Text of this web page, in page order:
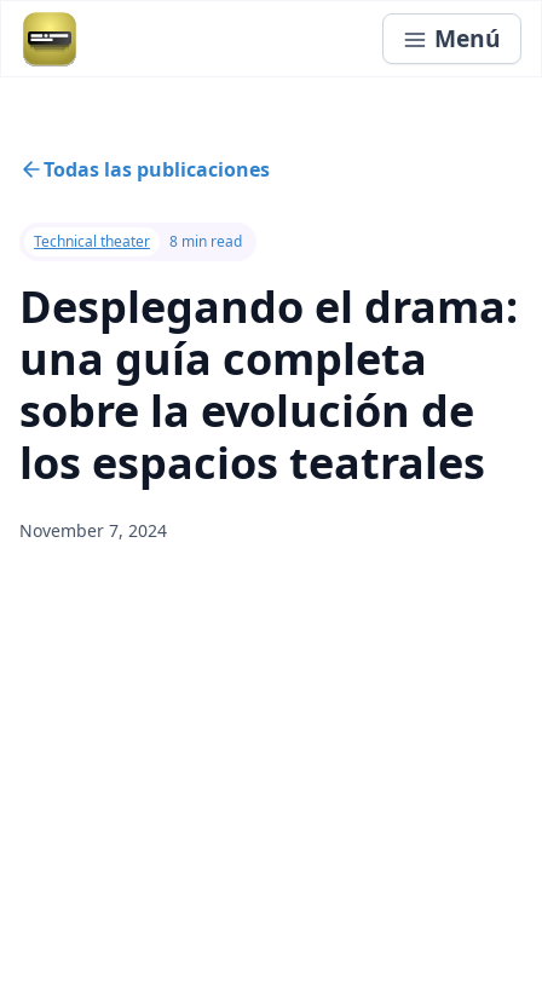
Menú
Todas las publicaciones
Technical theater 8 min read
Desplegando el drama:
una guía completa
sobre la evolución de
los espacios teatrales
November 7, 2024